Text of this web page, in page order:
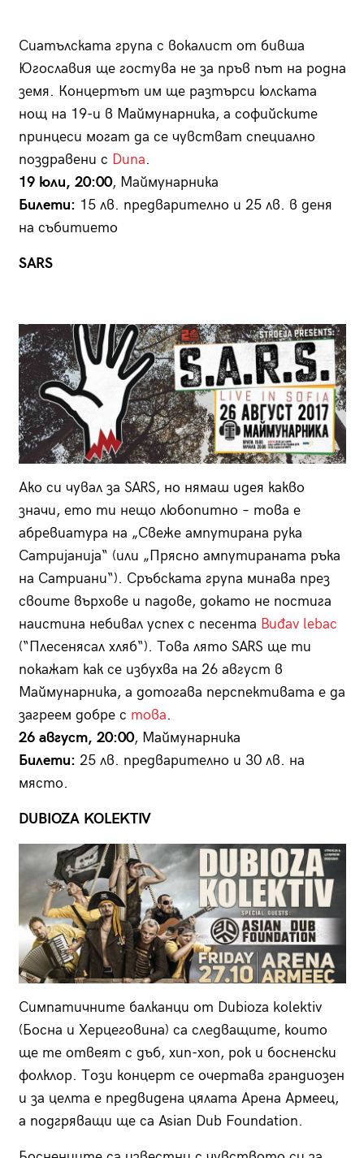
Сиатълската група с вокалист от бивша
Югославия ще гостува не за пръв път на родна
земя. Концертът им ще разтърси юлската
нощ на 19-и в Маймунарника, а софийските
принцеси могат да се чувстват специално
поздравени с Duna.
19 юли, 20:00, Маймунарника
Билети: 15 лв. предварително и 25 лв. в деня
на събитието
SARS
Ако си чувал за SARS, но нямаш идея какво
значи, ето ти нещо любопитно – това е
абревиатура на „Свеже ампутирана рука
Сатријанија“ (или „Прясно ампутираната ръка
на Сатриани“). Сръбската група минава през
своите върхове и падове, докато не постига
наистина небивал успех с песента Buđav lebac
(“Плесенясал хляб“). Това лято SARS ще ти
покажат как се избухва на 26 август в
Маймунарника, а дотогава перспективата е да
загреем добре с това.
26 август, 20:00, Маймунарника
Билети: 25 лв. предварително и 30 лв. на
място.
DUBIOZA KOLEKTIV
Симпатичните балканци от Dubioza kolektiv
(Босна и Херцеговина) са следващите, които
ще те отвеят с дъб, хип-хоп, рок и босненски
фолклор. Този концерт се очертава грандиозен
и за целта е предвидена цялата Арена Армеец,
а подгряващи ще са Asian Dub Foundation.